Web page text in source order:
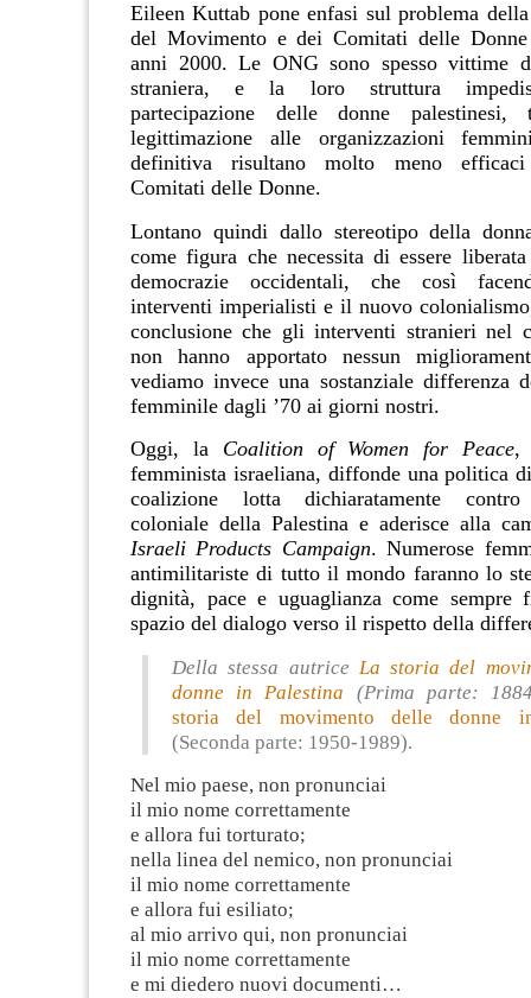
Eileen Kuttab pone enfasi sul problema
del Movimento e dei Comitati delle
anni 2000. Le ONG sono spesso vittime
straniera, e la loro struttura
partecipazione delle donne palestinesi,
legittimazione alle organizzazioni
definitiva risultano molto meno
Comitati delle Donne.
Lontano quindi dallo stereotipo della
come figura che necessita di essere
democrazie occidentali, che così
interventi imperialisti e il nuovo
conclusione che gli interventi stranieri nel
non hanno apportato nessun
vediamo invece una sostanziale differenza
femminile dagli ’70 ai giorni nostri.
Oggi, la Coalition of Women for Peace,
femminista israeliana, diffonde una politica
coalizione lotta dichiaratamente contro
coloniale della Palestina e aderisce alla
Israeli Products Campaign. Numerose
antimilitariste di tutto il mondo faranno lo
dignità, pace e uguaglianza come sempre
spazio del dialogo verso il rispetto della
Della stessa autrice La storia del
donne in Palestina (Prima parte:
storia del movimento delle donne
(Seconda parte: 1950-1989).
Nel mio paese, non pronunciai
il mio nome correttamente
e allora fui torturato;
nella linea del nemico, non pronunciai
il mio nome correttamente
e allora fui esiliato;
al mio arrivo qui, non pronunciai
il mio nome correttamente
e mi diedero nuovi documenti…